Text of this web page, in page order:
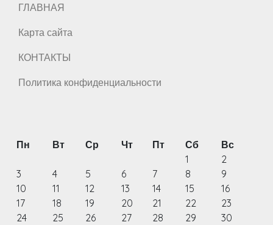
ГЛАВНАЯ
Карта сайта
КОНТАКТЫ
Политика конфиденциальности
Пн Вт Ср Чт Пт Сб
Вс
1
2
3
4 5 6 7 8
9
10
11 12 13 14 15
16
17
18 19 20 21 22
23
24
25 26 27 28 29
30